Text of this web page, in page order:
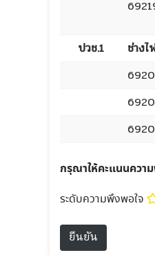
กรุณาให้คะแนนควา
ระดับความพึงพอใจ